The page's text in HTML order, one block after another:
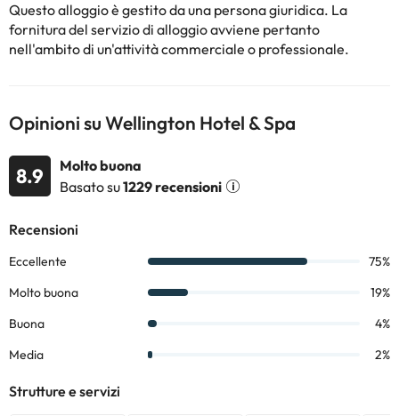
d'avanguardia e specialità giapponesi. Dopo una lunga giornata
di lavoro o di visite turistiche, i viaggiatori possono fare un tuffo in
piscina con idromassaggio o rilassarsi completamente nella spa o
in un club privato che serve una selezione di bevande e tapas. I
hotel. Puoi controllare le loro tariffe una volta lì. Queste
informazioni sono soggette a modifiche da parte dell'alloggio.
Alcuni dei servizi indicati potrebbero essere a pagamento. Puoi
consultare le relative tariffe direttamente presso la struttura.
modifiche da parte della struttura. Se hai dubbi, contattaci.
Questo alloggio è gestito da una persona giuridica. La
fornitura del servizio di alloggio avviene pertanto
nell'ambito di un'attività commerciale o professionale.
Opinioni su Wellington Hotel & Spa
8.9
Molto buona
Basato su1229 recensioni